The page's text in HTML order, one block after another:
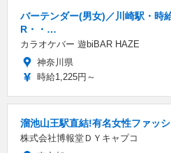
バーテンダー(男女)／川崎駅・時
R・・…
カラオケバー 遊biBAR HAZE
神奈川県
時給1,225円～
溜池山王駅直結!有名女性ファッ
株式会社博報堂ＤＹキャプコ